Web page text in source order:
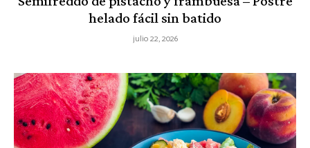
helado fácil sin batido
julio 22, 2026